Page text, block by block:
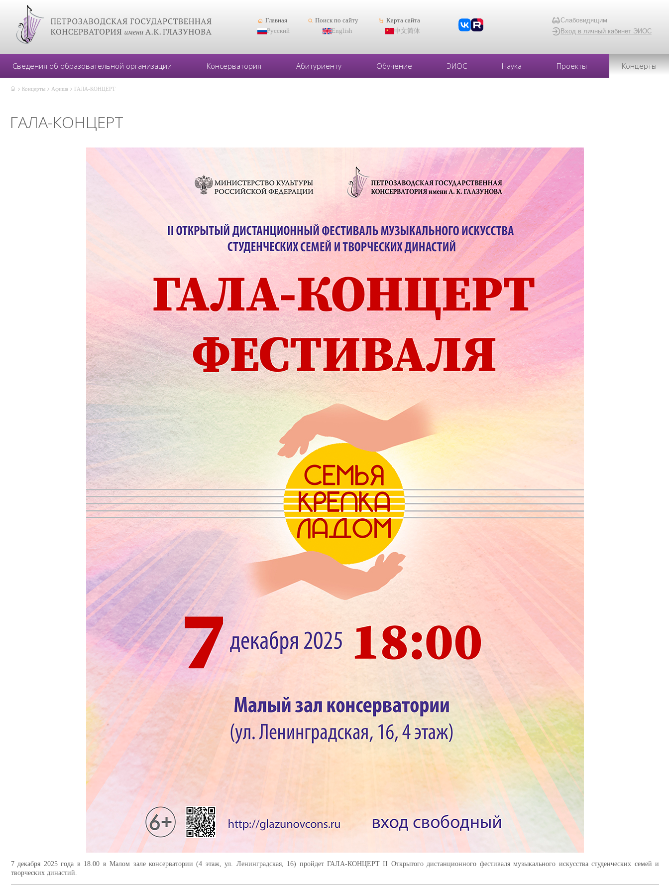
Главная Поиск по сайту
Карта сайта
Русский
English 中文简体
Слабовидящим
Вход в личный кабинет ЭИОС
Сведения об образовательной организации Консерватория Абитуриенту Обучение ЭИОС Наука Проекты Концерты
Концерты Афиша ГАЛА-КОНЦЕРТ
ГАЛА-КОНЦЕРТ
7 декабря 2025 года в 18.00 в Малом зале консерватории (4 этаж, ул. Ленинградская, 16) пройдет ГАЛА-КОНЦЕРТ II Открытого дистанционного фестиваля музыкального искусства студенческих семей и
творческих династий.